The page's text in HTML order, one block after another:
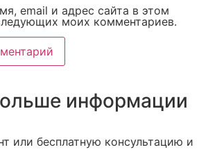
email и адрес сайта в этом
моих комментариев.
информации
или бесплатную консультацию и